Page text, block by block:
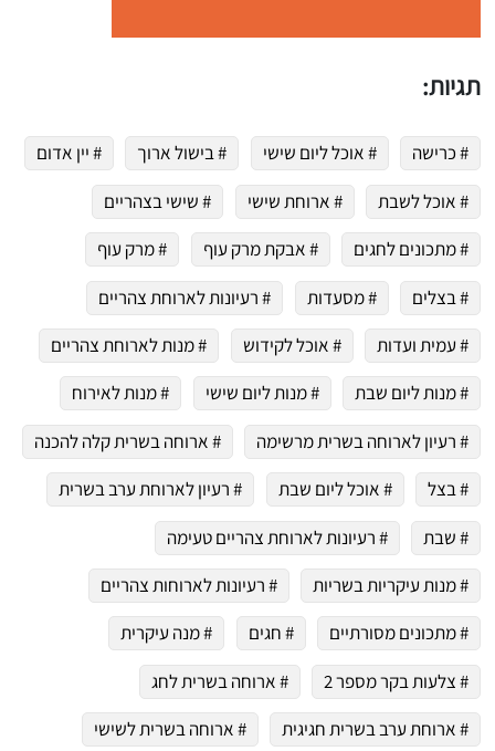
כמנויים ותלחצו על הפעמון תקבלו התראה לטלפון הנייד ברגע שעולה מתכון חדש לערוץ,
תגיות:
# כרישה # אוכל ליום שישי # בישול ארוך
# יין אדום
# אוכל לשבת
# ארוחת שישי
# שישי בצהריים
# מתכונים לחגים
# אבקת מרק עוף
# מרק עוף
# בצלים
# מסעדות
# רעיונות לארוחת צהריים
# עמית ועדות
# אוכל לקידוש
# מנות לארוחת צהריים
# מנות ליום שבת
# מנות ליום שישי
# מנות לאירוח
# רעיון לארוחה בשרית מרשימה
# ארוחה בשרית קלה להכנה
# בצל
# אוכל ליום שבת
# רעיון לארוחת ערב בשרית
# שבת
# רעיונות לארוחת צהריים טעימה
# מנות עיקריות בשריות
# רעיונות לארוחות צהריים
# מתכונים מסורתיים
# חגים
# מנה עיקרית
# צלעות בקר מספר 2
# ארוחה בשרית לחג
# ארוחת ערב בשרית חגיגית
# ארוחה בשרית לשישי